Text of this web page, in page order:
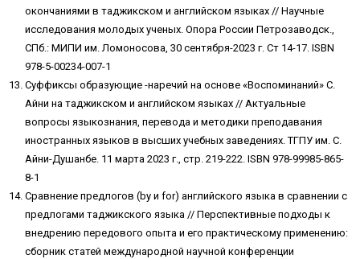
окончаниями в таджикском и английском языках // Научные
исследования молодых ученых. Опора России Петрозаводск.,
СПб.: МИПИ им. Ломоносова, 30 сентября-2023 г. Ст 14-17. ISBN
978-5-00234-007-1
Суффиксы образующие -наречий на основе «Воспоминаний» С.
Айни на таджикском и английском языках // Актуальные
вопросы языкознания, перевода и методики преподавания
иностранных языков в высших учебных заведениях. ТГПУ им. С.
Айни-Душанбе. 11 марта 2023 г., стр. 219-222. ISBN 978-99985-865-
8-1
Сравнение предлогов (by и for) английского языка в сравнении с
предлогами таджикского языка // Перспективные подходы к
внедрению передового опыта и его практическому применению:
сборник статей международной научной конференции